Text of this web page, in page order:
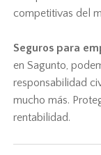
competitivas del
Seguros para
en Sagunto,
responsabilidad
mucho más.
rentabilidad.